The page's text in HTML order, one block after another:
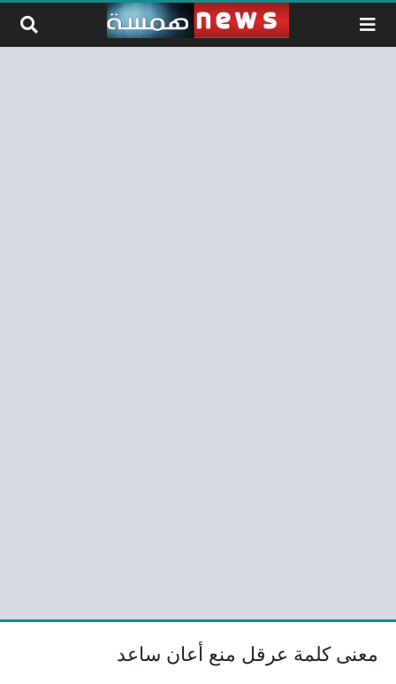
التخطي إلى المحتوى
معنى كلمة عرقل منع أعان ساعد